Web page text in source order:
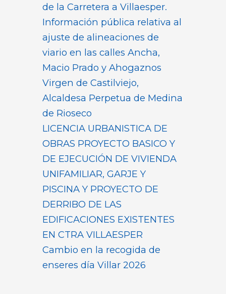
de la Carretera a Villaesper.
Información pública relativa al
ajuste de alineaciones de
viario en las calles Ancha,
Macio Prado y Ahogaznos
Virgen de Castilviejo,
Alcaldesa Perpetua de Medina
de Rioseco
LICENCIA URBANISTICA DE
OBRAS PROYECTO BASICO Y
DE EJECUCIÓN DE VIVIENDA
UNIFAMILIAR, GARJE Y
PISCINA Y PROYECTO DE
DERRIBO DE LAS
EDIFICACIONES EXISTENTES
EN CTRA VILLAESPER
Cambio en la recogida de
enseres día Villar 2026